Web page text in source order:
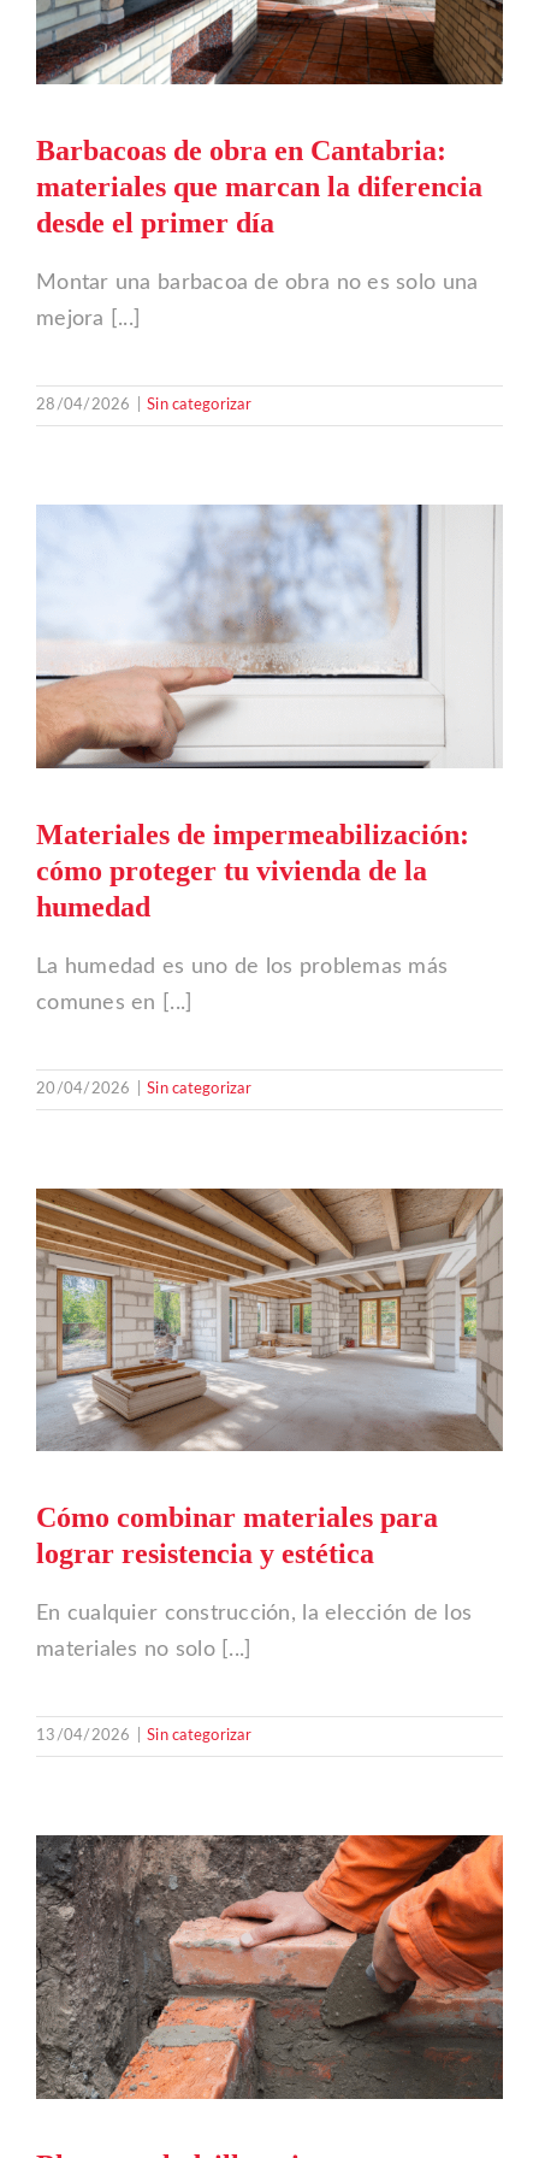
Blog
Contacto
Barbacoas de obra en Cantabria:
materiales que marcan la diferencia
desde el primer día
Montar una barbacoa de obra no es solo una
mejora [...]
28/04/2026 Sin categorizar
Materiales de impermeabilización:
cómo proteger tu vivienda de la
humedad
La humedad es uno de los problemas más
comunes en [...]
20/04/2026 Sin categorizar
Cómo combinar materiales para
lograr resistencia y estética
En cualquier construcción, la elección de los
materiales no solo [...]
13/04/2026 Sin categorizar